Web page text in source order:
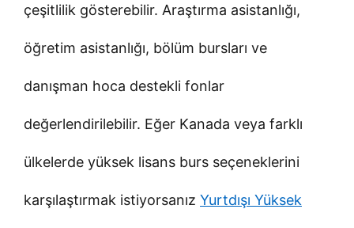
çeşitlilik gösterebilir. Araştırma asistanlığı,
öğretim asistanlığı, bölüm bursları ve
danışman hoca destekli fonlar
değerlendirilebilir. Eğer Kanada veya farklı
ülkelerde yüksek lisans burs seçeneklerini
karşılaştırmak istiyorsanız Yurtdışı Yüksek